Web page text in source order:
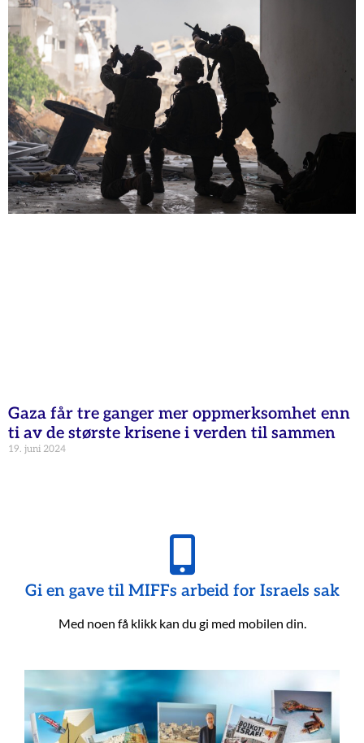
Gaza får tre ganger mer oppmerksomhet enn
ti av de største krisene i verden til sammen
19. juni 2024
Gi en gave til MIFFs arbeid for Israels sak
Med noen få klikk kan du gi med mobilen din.